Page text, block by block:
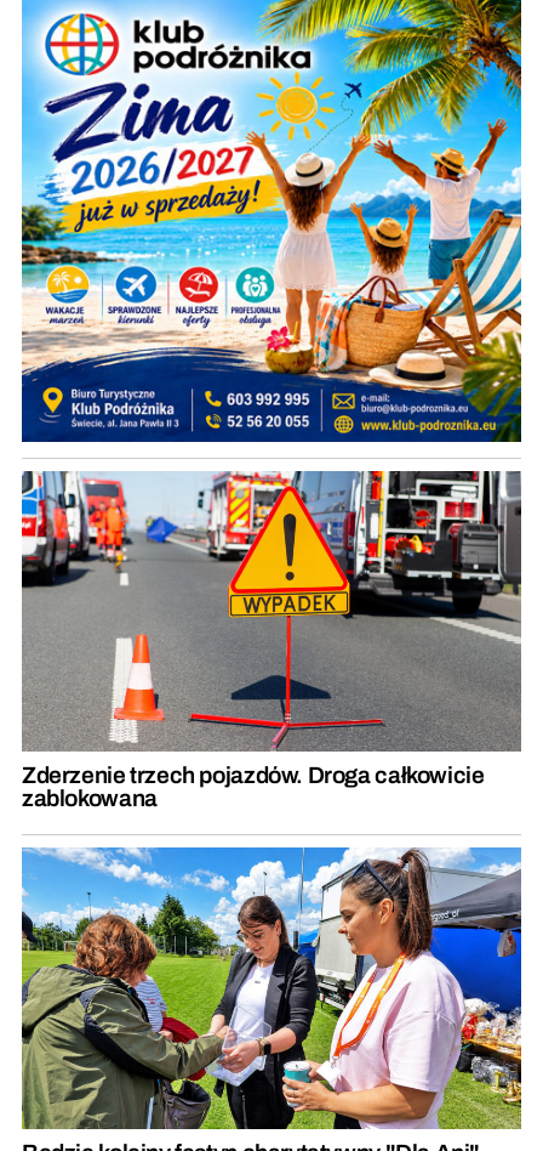
Zderzenie trzech pojazdów. Droga całkowicie
zablokowana